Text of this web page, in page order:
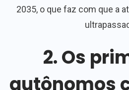
2035, o que faz com que a
2. Os
autônomos